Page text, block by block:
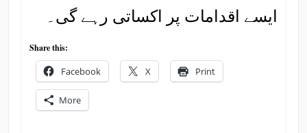
ایسے اقدامات پر اکساتی رہے گی۔
Share this:
Facebook X Print
More